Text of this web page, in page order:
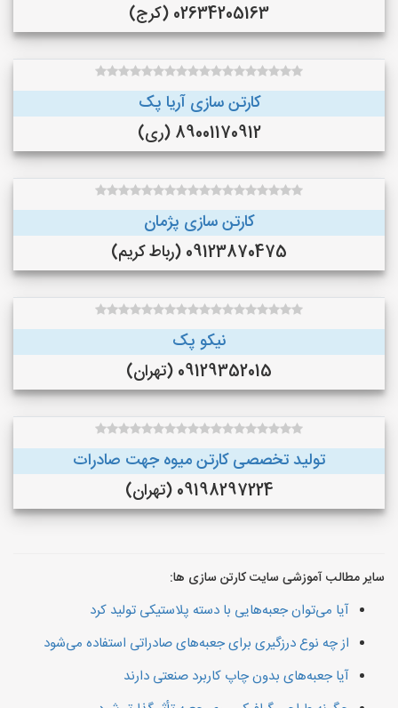
02634205163 (کرج)
کارتن سازی آریا پک
89001170912 (ری)
کارتن سازی پژمان
09123870475 (رباط کریم)
نیکو پک
09129352015 (تهران)
تولید تخصصی کارتن میوه جهت صادرات
09198297224 (تهران)
سایر مطالب آموزشی سایت کارتن سازی ها:
آیا می‌توان جعبه‌هایی با دسته پلاستیکی تولید کرد
از چه نوع درزگیری برای جعبه‌های صادراتی استفاده می‌شود
آیا جعبه‌های بدون چاپ کاربرد صنعتی دارند